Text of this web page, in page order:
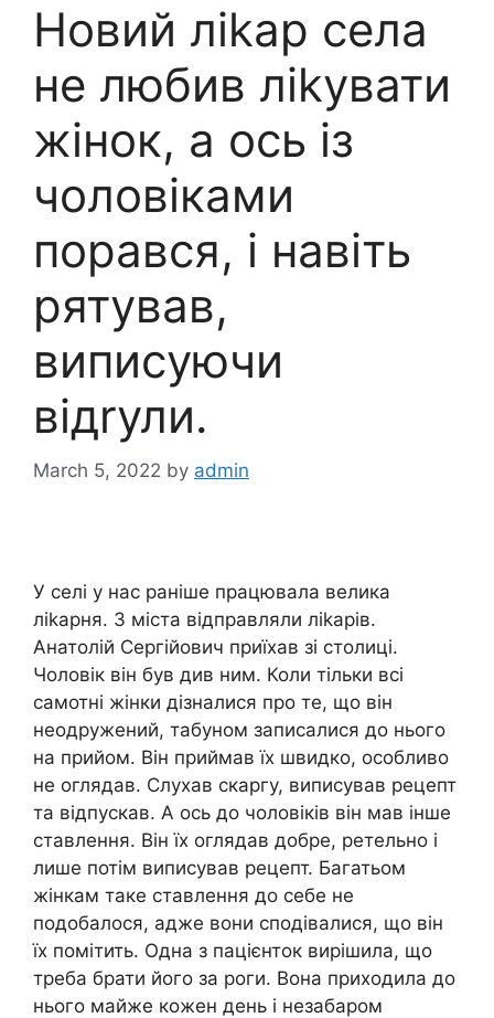
Новий ліkар села
не любив ліkувати
жінок, а ось із
чоловіками
порався, і навіть
рятував,
виписуючи
відrули.
March 5, 2022 by admin
У селі у нас раніше працювала велика
ліkарня. З міста відправляли ліkарів.
Анатолій Сергійович приїхав зі столиці.
Чоловік він був див ним. Коли тільки всі
самотні жінки дізналися про те, що він
неодружений, табуном записалися до нього
на прийом. Він приймав їх швидко, особливо
не оглядав. Слухав скаргу, виписував рецепт
та відпускав. А ось до чоловіків він мав інше
ставлення. Він їх оглядав добре, ретельно і
лише потім виписував рецепт. Багатьом
жінкам таке ставлення до себе не
подобалося, адже вони сподівалися, що він
їх помітить. Одна з пацієнток вирішила, що
треба брати його за роги. Вона приходила до
нього майже кожен день і незабаром